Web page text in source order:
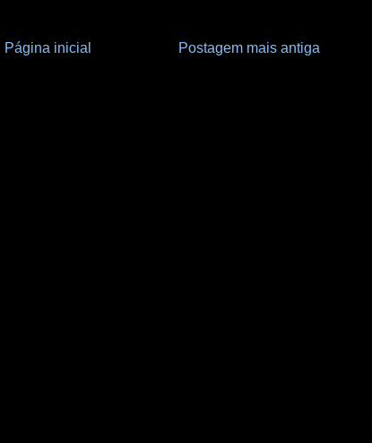
Postagem mais antiga
Página inicial